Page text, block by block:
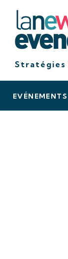
Stratégies
EVÉNEMENTS